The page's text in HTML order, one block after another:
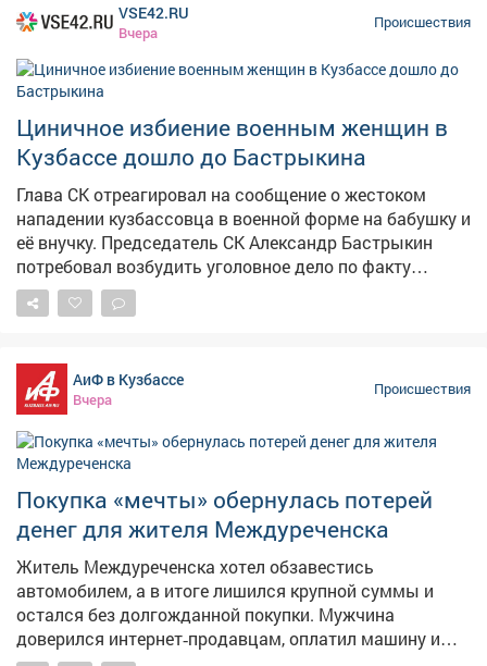
произошёл в июле текущего года. После того как
история получила огласку в интернете, ситуацией
заинтересовались в Следственном комитете России.
Председатель СК РФ Алнесандр Бастрыкин дал
поручение исполняющему обязанности руководителя
СУ СК России по Кемеровской области - Кузбассу
Александру Кустову возбудить уголовное дело. Кроме
того, главе регионального управления предписано
представить доклад о ходе и результатах
расследования. 📸 Мagnific
VSE42.RU
Вчера
Происшествия
Циничное избиение военным женщин в
Кузбассе дошло до Бастрыкина
Глава СК отреагировал на сообщение о жестоком
нападении кузбассовца в военной форме на бабушку и
её внучку. Председатель СК Александр Бастрыкин
потребовал возбудить уголовное дело по факту
нападения на двух женщин в Юрге. По данным
Следкома, в июле крупная собака без намордника
Внучка поспешила на помощь, а хозяин пса вместо
того, чтобы утихомирить животное, цинично избил
женщин, прекрасно понимая, что одна – беспомощная
старушка, а у второй повреждено колено. – А. И.
Бастрыкин поручил и.о. руководителя СУ СК России по
возбудить уголовное дело и представить доклад о
ходе и результатах его расследования, – сообщает СК.
форме жёстко избил бабушку и её внучку , а его
стаффордширский терьер загрыз насмерть таксу
пенсионерки.
АиФ в Кузбассе
Вчера
Происшествия
Покупка «мечты» обернулась потерей
денег для жителя Междуреченска
Житель Междуреченска хотел обзавестись
автомобилем, а в итоге лишился крупной суммы и
остался без долгожданной покупки. Мужчина
доверился интернет‑продавцам, оплатил машину и